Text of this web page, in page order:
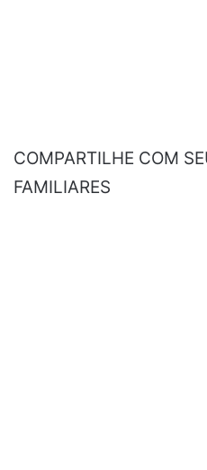
COMPARTILHE COM
FAMILIARES